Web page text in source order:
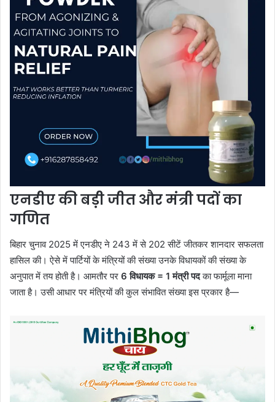
एनडीए की बड़ी जीत और मंत्री पदों का
गणित
बिहार चुनाव 2025 में एनडीए ने 243 में से 202 सीटें जीतकर शानदार सफलता
हासिल की। ऐसे में पार्टियों के मंत्रियों की संख्या उनके विधायकों की संख्या के
अनुपात में तय होती है। आमतौर पर 6 विधायक = 1 मंत्री पदका फार्मूला माना
जाता है। उसी आधार पर मंत्रियों की कुल संभावित संख्या इस प्रकार है—